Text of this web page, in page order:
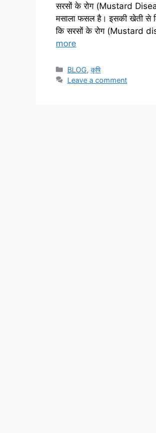
सरसों के रोग (Mustard
मसाला फसल है। इसकी खेती से
कि सरसों के रोग (Mustard
more
BLOG,कृषि
Leave a comment